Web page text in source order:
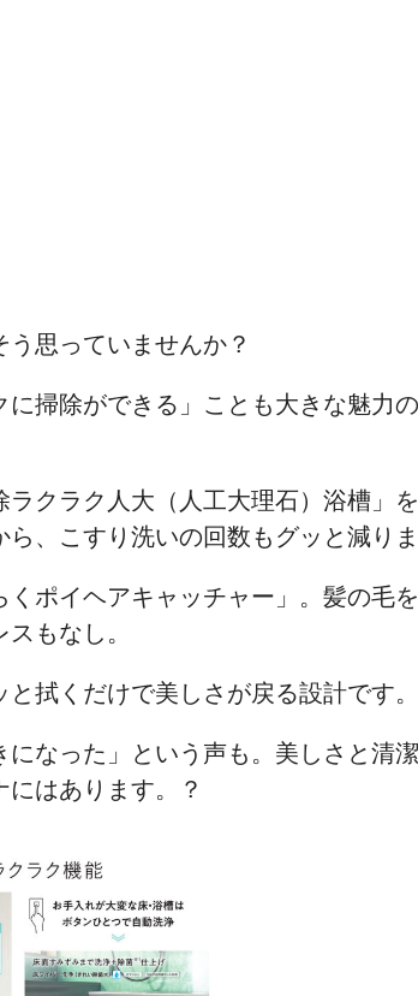
思っていませんか？
掃除ができる」ことも大きな魅力
クラク人大（人工大理石）浴槽」
、こすり洗いの回数もグッと減りま
ポイヘアキャッチャー」。髪の毛
もなし。
拭くだけで美しさが戻る設計です。
になった」という声も。美しさと清
はあります。？